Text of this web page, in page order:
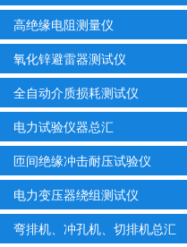
高绝缘电阻测量仪
氧化锌避雷器测试仪
全自动介质损耗测试仪
电力试验仪器总汇
匝间绝缘冲击耐压试验仪
电力变压器绕组测试仪
弯排机、冲孔机、切排机总汇